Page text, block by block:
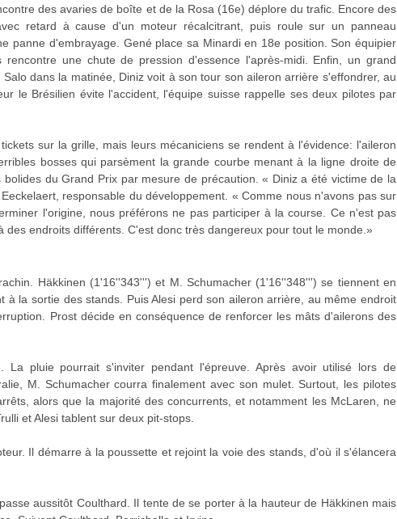
des avaries de boîte et de la Rosa (16e) déplore du trafic. Encore des
retard à cause d'un moteur récalcitrant, puis roule sur un panneau
panne d'embrayage. Gené place sa Minardi en 18e position. Son équipier
une chute de pression d'essence l'après-midi. Enfin, un grand
dans la matinée, Diniz voit à son tour son aileron arrière s'effondrer, au
le Brésilien évite l'accident, l'équipe suisse rappelle ses deux pilotes par
sur la grille, mais leurs mécaniciens se rendent à l'évidence: l'aileron
bosses qui parsèment la grande courbe menant à la ligne droite de
du Grand Prix par mesure de précaution. « Diniz a été victime de la
responsable du développement. « Comme nous n'avons pas sur
l'origine, nous préférons ne pas participer à la course. Ce n'est pas
endroits différents. C'est donc très dangereux pour tout le monde.»
Häkkinen (1'16''343''') et M. Schumacher (1'16''348''') se tiennent en
la sortie des stands. Puis Alesi perd son aileron arrière, au même endroit
Prost décide en conséquence de renforcer les mâts d'ailerons des
La pluie pourrait s'inviter pendant l'épreuve. Après avoir utilisé lors de
M. Schumacher courra finalement avec son mulet. Surtout, les pilotes
alors que la majorité des concurrents, et notamment les McLaren, ne
et Alesi tablent sur deux pit-stops.
Il démarre à la poussette et rejoint la voie des stands, d'où il s'élancera
aussitôt Coulthard. Il tente de se porter à la hauteur de Häkkinen mais